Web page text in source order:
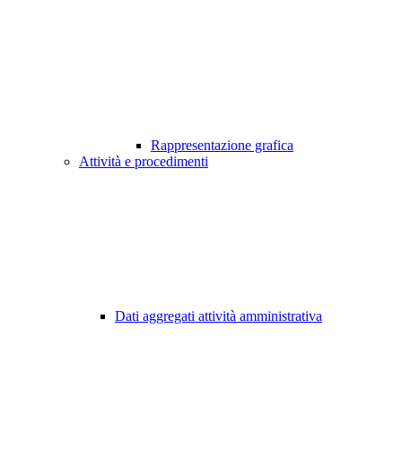
Rappresentazione grafica
Attività e procedimenti
Dati aggregati attività amministrativa